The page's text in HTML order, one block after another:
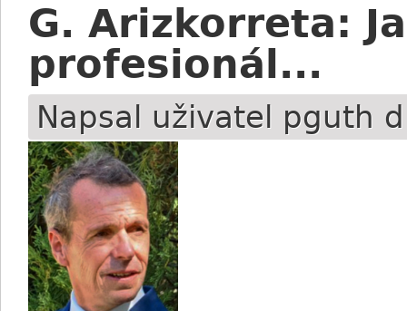
G. Arizkorreta:
profesionál...
Napsal uživatel pguth